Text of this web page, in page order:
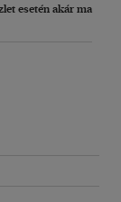
esetén akár ma